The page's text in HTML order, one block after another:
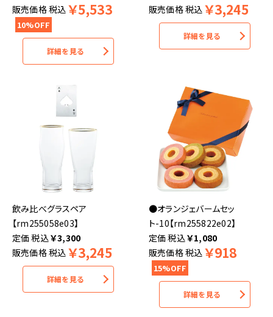
販売価格税込 ￥5,533
10%OFF
詳細を見る
販売価格税込 ￥3,245
詳細を見る
飲み比べグラスペア
【rm255058e03】
税込￥3,300
販売価格税込 ￥3,245
詳細を見る
●オランジェバームセッ
ト-10【rm255822e02】
税込￥1,080
販売価格税込 ￥918
15%OFF
詳細を見る